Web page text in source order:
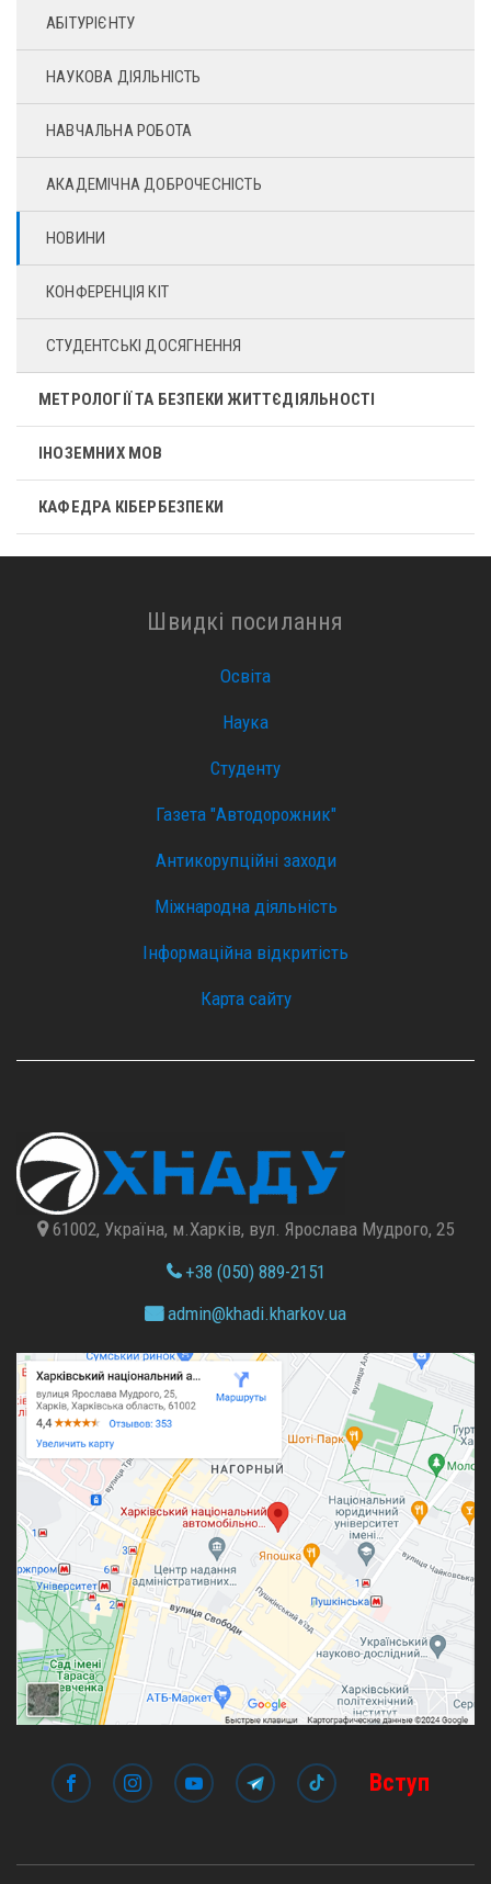
АБІТУРІЄНТУ
НАУКОВА ДІЯЛЬНІСТЬ
НАВЧАЛЬНА РОБОТА
АКАДЕМІЧНА ДОБРОЧЕСНІСТЬ
НОВИНИ
КОНФЕРЕНЦІЯ КІТ
СТУДЕНТСЬКІ ДОСЯГНЕННЯ
МЕТРОЛОГІЇ ТА БЕЗПЕКИ ЖИТТЄДІЯЛЬНОСТІ
ІНОЗЕМНИХ МОВ
КАФЕДРА КІБЕРБЕЗПЕКИ
Швидкі посилання
Освіта
Наука
Студенту
Газета "Автодорожник"
Антикорупційні заходи
Міжнародна діяльність
Інформаційна відкритість
Карта сайту
61002, Україна, м.Харків, вул. Ярослава Мудрого, 25
+38 (050) 889-2151
admin@khadi.kharkov.ua
Вступ